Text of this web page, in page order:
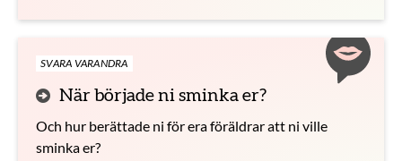
SVARA VARANDRA
När började ni sminka er?
Och hur berättade ni för era föräldrar att ni ville
sminka er?